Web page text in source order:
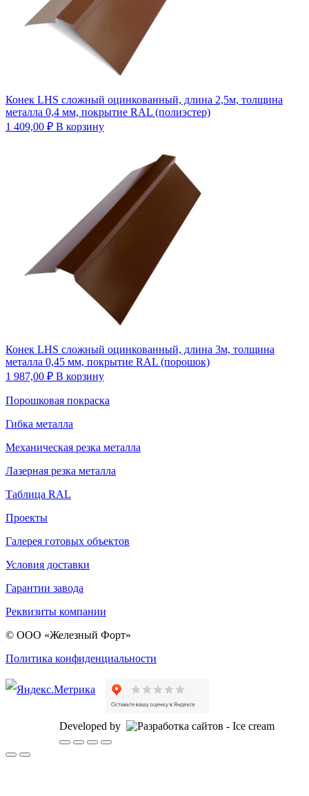
Конек LHS сложный оцинкованный, длина 2,5м, толщина
металла 0,4 мм, покрытие RAL (полиэстер)
1 409,00 ₽ В корзину
Конек LHS сложный оцинкованный, длина 3м, толщина
металла 0,45 мм, покрытие RAL (порошок)
1 987,00 ₽ В корзину
Порошковая покраска
Гибка металла
Механическая резка металла
Лазерная резка металла
Таблица RAL
Проекты
Галерея готовых объектов
Условия доставки
Гарантии завода
Реквизиты компании
© ООО «Железный Форт»
Политика конфиденциальности
Developed by